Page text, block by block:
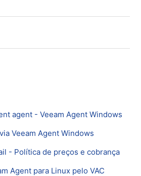
agent - Veeam Agent Windows
Veeam Agent Windows
- Política de preços e cobrança
Agent para Linux pelo VAC